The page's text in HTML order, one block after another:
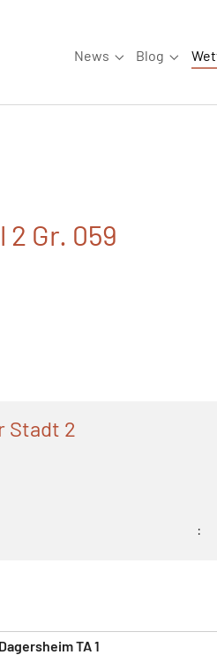
News
Submenu for
Blog
Gr. 059
Stadt 2
:
TA 1